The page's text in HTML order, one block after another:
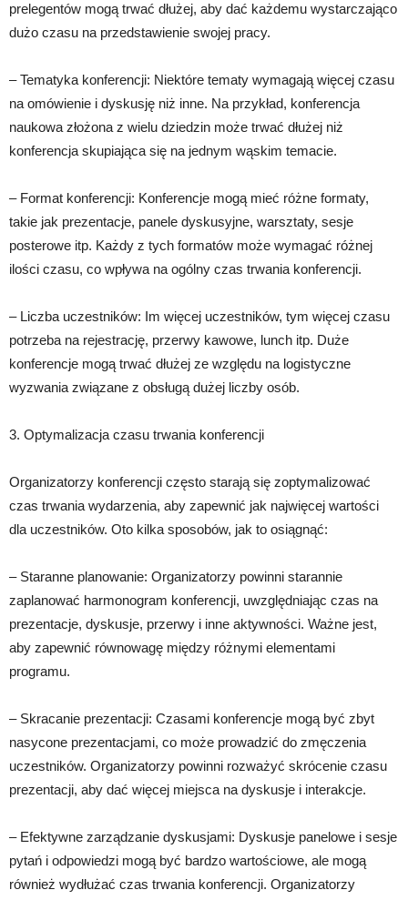
prelegentów mogą trwać dłużej, aby dać każdemu wystarczająco
dużo czasu na przedstawienie swojej pracy.
– Tematyka konferencji: Niektóre tematy wymagają więcej czasu
na omówienie i dyskusję niż inne. Na przykład, konferencja
naukowa złożona z wielu dziedzin może trwać dłużej niż
konferencja skupiająca się na jednym wąskim temacie.
– Format konferencji: Konferencje mogą mieć różne formaty,
takie jak prezentacje, panele dyskusyjne, warsztaty, sesje
posterowe itp. Każdy z tych formatów może wymagać różnej
ilości czasu, co wpływa na ogólny czas trwania konferencji.
– Liczba uczestników: Im więcej uczestników, tym więcej czasu
potrzeba na rejestrację, przerwy kawowe, lunch itp. Duże
konferencje mogą trwać dłużej ze względu na logistyczne
wyzwania związane z obsługą dużej liczby osób.
3. Optymalizacja czasu trwania konferencji
Organizatorzy konferencji często starają się zoptymalizować
czas trwania wydarzenia, aby zapewnić jak najwięcej wartości
dla uczestników. Oto kilka sposobów, jak to osiągnąć:
– Staranne planowanie: Organizatorzy powinni starannie
zaplanować harmonogram konferencji, uwzględniając czas na
prezentacje, dyskusje, przerwy i inne aktywności. Ważne jest,
aby zapewnić równowagę między różnymi elementami
programu.
– Skracanie prezentacji: Czasami konferencje mogą być zbyt
nasycone prezentacjami, co może prowadzić do zmęczenia
uczestników. Organizatorzy powinni rozważyć skrócenie czasu
prezentacji, aby dać więcej miejsca na dyskusje i interakcje.
– Efektywne zarządzanie dyskusjami: Dyskusje panelowe i sesje
pytań i odpowiedzi mogą być bardzo wartościowe, ale mogą
również wydłużać czas trwania konferencji. Organizatorzy